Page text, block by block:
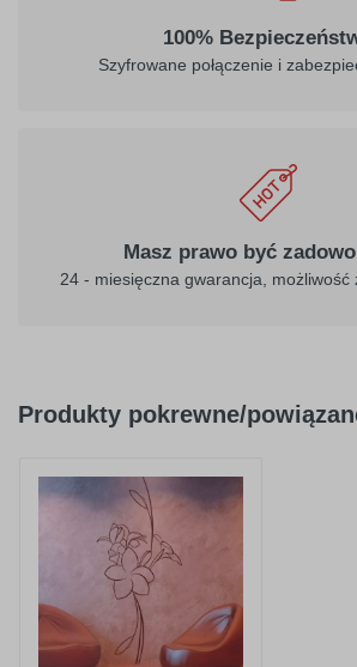
100%
Szyfrowane połączenie i
Masz prawo być
24 - miesięczna gwarancja, możliwość
Produkty pokrewne/